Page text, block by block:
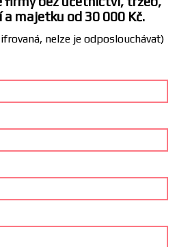
majetku od 30 000 Kč.
nelze je odposlouchávat)